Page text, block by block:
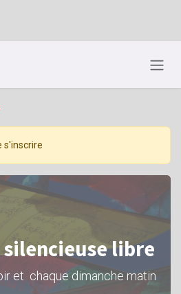
s'inscrire
libre
et chaque dimanche matin